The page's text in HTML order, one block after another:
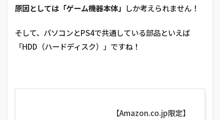
原因としては「ゲーム機器本体」 しか考えられません！
そして、パソコンとPS4で共通している部品といえば
「HDD（ハードディスク）」ですね！
【Amazon.co.jp限定】